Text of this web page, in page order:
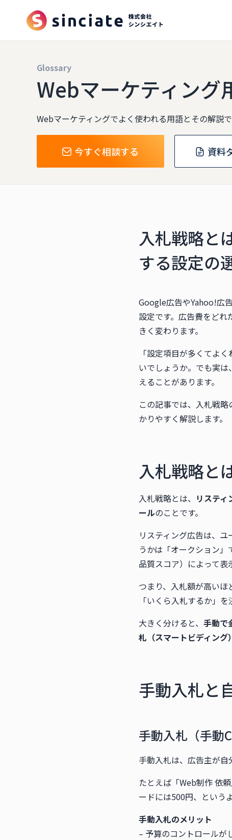
Glossary
Webマーケティング
Webマーケティングでよく使われる用語とその解説で
今すぐ相談する 資料
入札戦略と
する設定の
Google広告やYahoo!広
設定です。広告費をど
きく変わります。
「設定項目が多くてよ
いでしょうか。でも実
えることがあります。
この記事では、入札戦
かりやすく解説します。
入札戦略と
入札戦略とは、 リステ
ールのことです。
リスティング広告は、
うかは「オークション
品質スコア）によって表
つまり、入札額が高い
「いくら入札するか」
大きく分けると、 手動で
札（スマートビディング
手動入札と
手動入札（手動
手動入札は、広告主が自
たとえば「Web制作 依
ードには500円、という
手動入札のメリット
– 予算のコントロールが